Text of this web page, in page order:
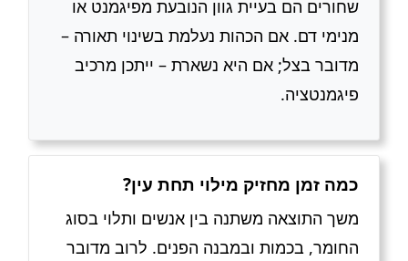
שחורים הם בעיית גוון הנובעת מפיגמנט או
מנימי דם. אם הכהות נעלמת בשינוי תאורה –
מדובר בצל; אם היא נשארת – ייתכן מרכיב
פיגמנטציה.
כמה זמן מחזיק מילוי תחת עין?
משך התוצאה משתנה בין אנשים ותלוי בסוג
החומר, בכמות ובמבנה הפנים. לרוב מדובר